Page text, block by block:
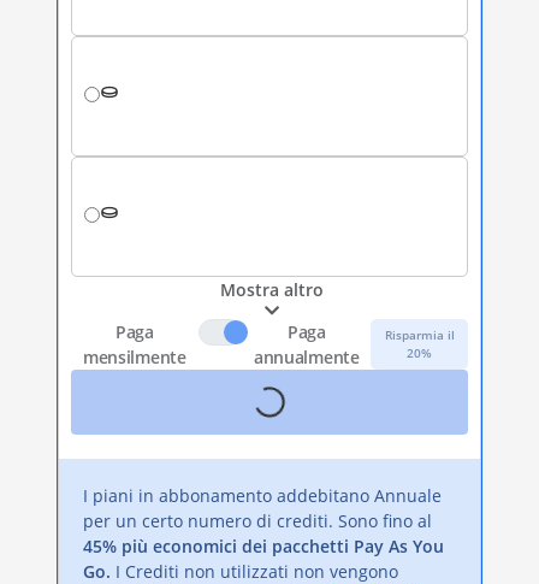
Mostra altro
Paga
mensilmente
Paga
annualmente
Risparmia il
20%
I piani in abbonamento addebitano Annuale
per un certo numero di crediti. Sono fino al
45% più economici dei pacchetti Pay As You
Go. I Crediti non utilizzati non vengono